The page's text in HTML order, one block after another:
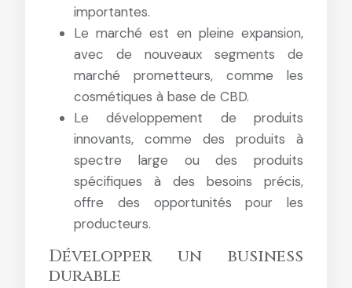
importantes.
Le marché est en pleine expansion,
avec de nouveaux segments de
marché prometteurs, comme les
cosmétiques à base de CBD.
Le développement de produits
innovants, comme des produits à
spectre large ou des produits
spécifiques à des besoins précis,
offre des opportunités pour les
producteurs.
Développer un business
durable